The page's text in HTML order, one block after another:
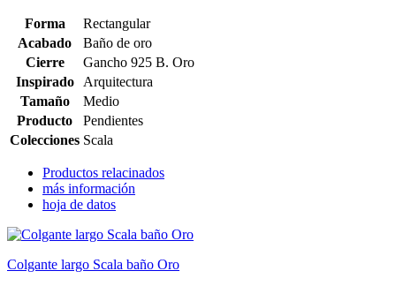
Forma
Rectangular
Acabado
Baño de oro
Cierre
Gancho 925 B. Oro
Inspirado
Arquitectura
Tamaño
Medio
Producto
Pendientes
Colecciones Scala
Productos relacinados
más información
hoja de datos
Colgante largo Scala baño Oro